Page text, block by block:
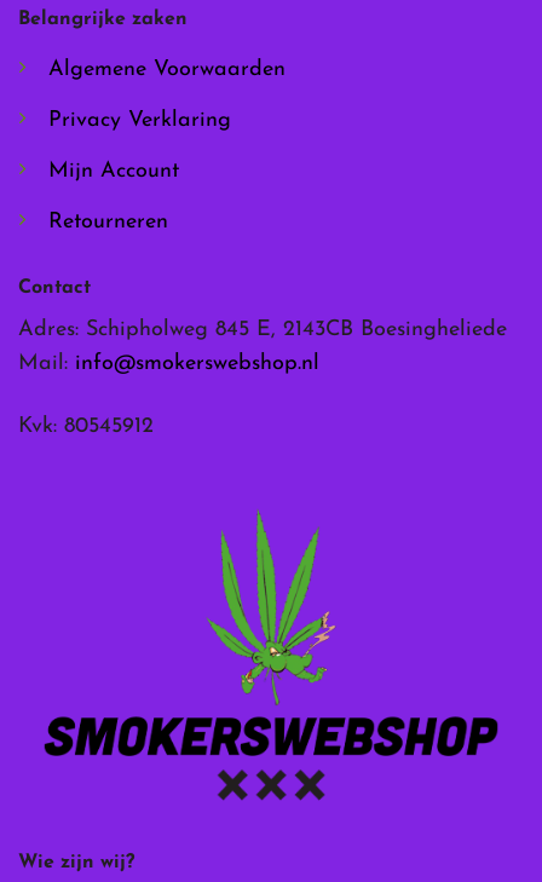
worden
op
de
productpagina
Wie zijn wij?
Belangrijke zaken
Algemene Voorwaarden
Privacy Verklaring
Mijn Account
Retourneren
Contact
Adres: Schipholweg 845 E, 2143CB Boesingheliede
Mail: info@smokerswebshop.nl
Kvk: 80545912